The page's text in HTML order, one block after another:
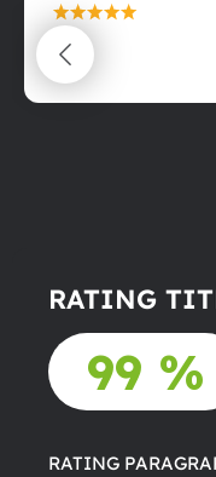
maximální
22.06.2025
RATING
99 %
RATING